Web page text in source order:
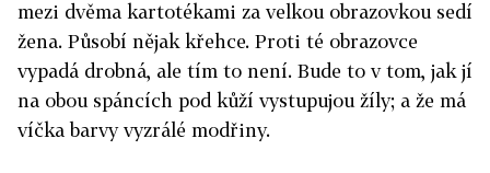
mezi dvěma kartotékami za velkou obrazovkou sedí
žena. Působí nějak křehce. Proti té obrazovce
vypadá drobná, ale tím to není. Bude to v tom, jak jí
na obou spáncích pod kůží vystupujou žíly; a že má
víčka barvy vyzrálé modřiny.